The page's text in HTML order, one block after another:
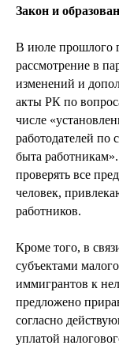
Закон и
В июле прошлого
рассмотрение в
изменений и
акты РК по
числе
работодателей по
быта
проверять все
человек,
работников.
Кроме того, в
субъектами
иммигрантов к
предложено
согласно
уплатой